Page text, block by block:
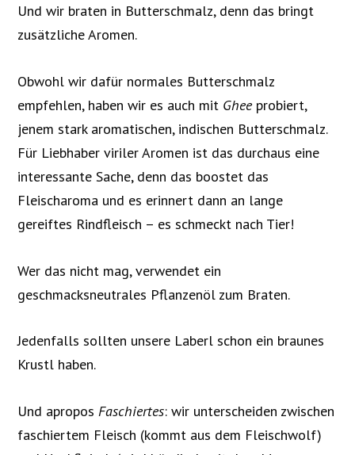
Und wir braten in Butterschmalz, denn das bringt
zusätzliche Aromen.
Obwohl wir dafür normales Butterschmalz
empfehlen, haben wir es auch mit Gheeprobiert,
jenem stark aromatischen, indischen Butterschmalz.
Für Liebhaber viriler Aromen ist das durchaus eine
interessante Sache, denn das boostet das
Fleischaroma und es erinnert dann an lange
gereiftes Rindfleisch – es schmeckt nach Tier!
Wer das nicht mag, verwendet ein
geschmacksneutrales Pflanzenöl zum Braten.
Jedenfalls sollten unsere Laberl schon ein braunes
Krustl haben.
Und aproposFaschiertes: wir unterscheiden zwischen
faschiertem Fleisch (kommt aus dem Fleischwolf)